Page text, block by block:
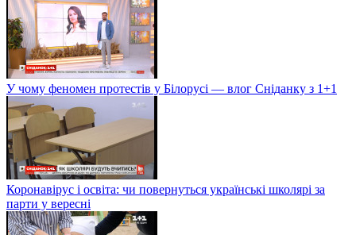
У чому феномен протестів у Білорусі — влог Сніданку з 1+1
Коронавірус і освіта: чи повернуться українські школярі за
парти у вересні